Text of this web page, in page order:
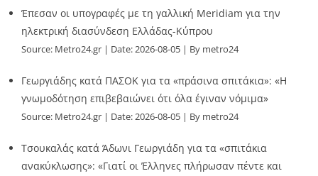
Έπεσαν οι υπογραφές με τη γαλλική Meridiam για την
ηλεκτρική διασύνδεση Ελλάδας-Κύπρου
Source: Metro24.gr Date: 2026-08-05 By metro24
Γεωργιάδης κατά ΠΑΣΟΚ για τα «πράσινα σπιτάκια»: «Η
γνωμοδότηση επιβεβαιώνει ότι όλα έγιναν νόμιμα»
Source: Metro24.gr Date: 2026-08-05 By metro24
Τσουκαλάς κατά Άδωνι Γεωργιάδη για τα «σπιτάκια
ανακύκλωσης»: «Γιατί οι Έλληνες πλήρωσαν πέντε και